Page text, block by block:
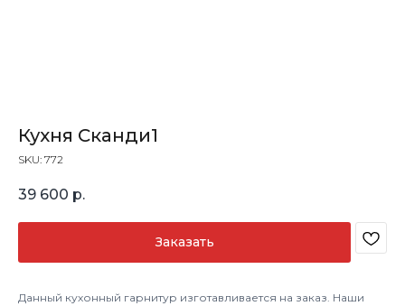
Кухня Сканди1
SKU: 772
39 600 р.
Заказать
Данный кухонный гарнитур изготавливается на заказ. Наши